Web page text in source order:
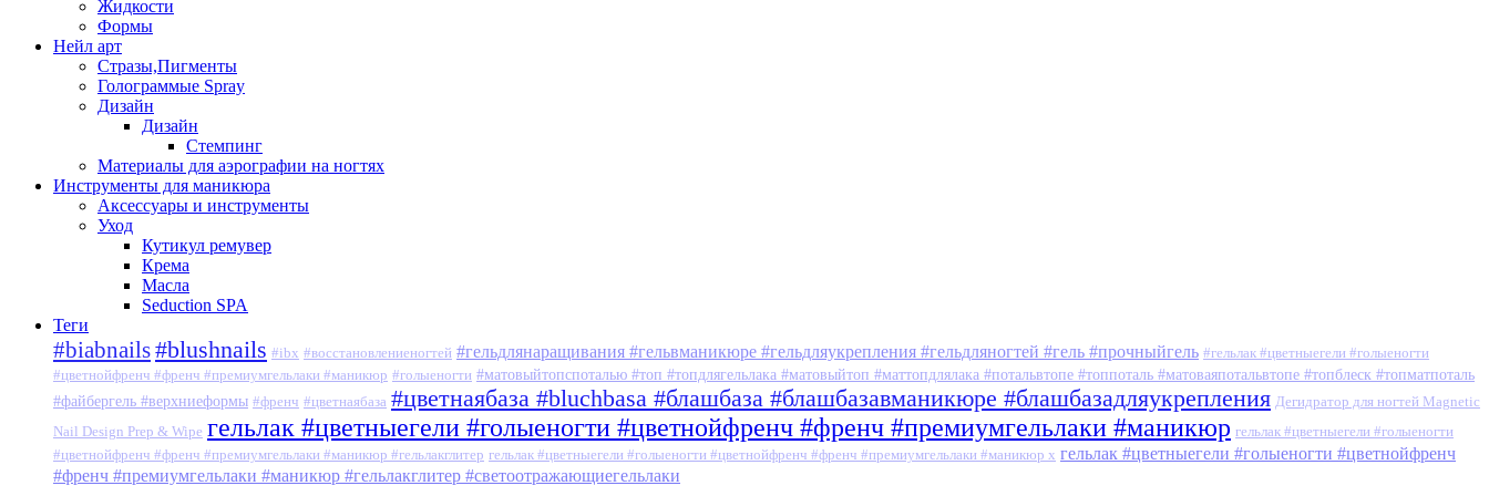
Жидкости
Формы
Нейл арт
Стразы,Пигменты
Голограммые Spray
Дизайн
Дизайн
Стемпинг
Материалы для аэрографии на ногтях
Инструменты для маникюра
Аксессуары и инструменты
Уход
Кутикул ремувер
Крема
Масла
Seduction SPA
Теги
#biabnails#blushnails #ibx #восстановлениеногтей #гельдлянаращивания #гельвманикюре #гельдляукрепления #гельдляногтей #гель #прочныйгель #гельлак #цветныегели #голыеногти
#цветнойфренч #френч #премиумгельлаки #маникюр #голыеногти #матовыйтопспоталью #топ #топдлягельлака #матовыйтоп #маттопдлялака #потальвтопе #топпоталь #матоваяпотальвтопе #топблеск #топматпоталь
#файбергель #верхниеформы #френч #цветнаябаза #цветнаябаза #bluchbasa #блашбаза #блашбазавманикюре #блашбазадляукрепления Дегидратор для ногтей Magnetic
Nail Design Prep & Wipe гельлак #цветныегели #голыеногти #цветнойфренч #френч #премиумгельлаки #маникюр гельлак #цветныегели #голыеногти
#цветнойфренч #френч #премиумгельлаки #маникюр #гельлакглитер гельлак #цветныегели #голыеногти #цветнойфренч #френч #премиумгельлаки #маникюр x гельлак #цветныегели #голыеногти #цветнойфренч
#френч #премиумгельлаки #маникюр #гельлакглитер #светоотражающиегельлаки